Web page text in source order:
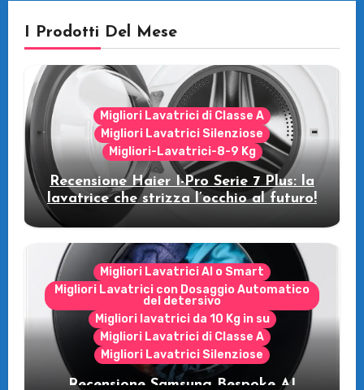
I Prodotti Del Mese
Migliori Lavatrici di Classe A
Migliori Lavatrici Silenziose
Migliori-Lavatrici-8-9 Kg
Recensione Haier I-Pro Serie 7 Plus: la
lavatrice che strizza l’occhio al futuro!
Migliori Lavatrici AI o Smart
Migliori Lavatrici con Dosaggio Automatico
del detersivo
Migliori lavatrici da 10 Kg in su
Migliori Lavatrici di Classe A
Migliori Lavatrici Silenziose
Recensione Samsung Bespoke AI